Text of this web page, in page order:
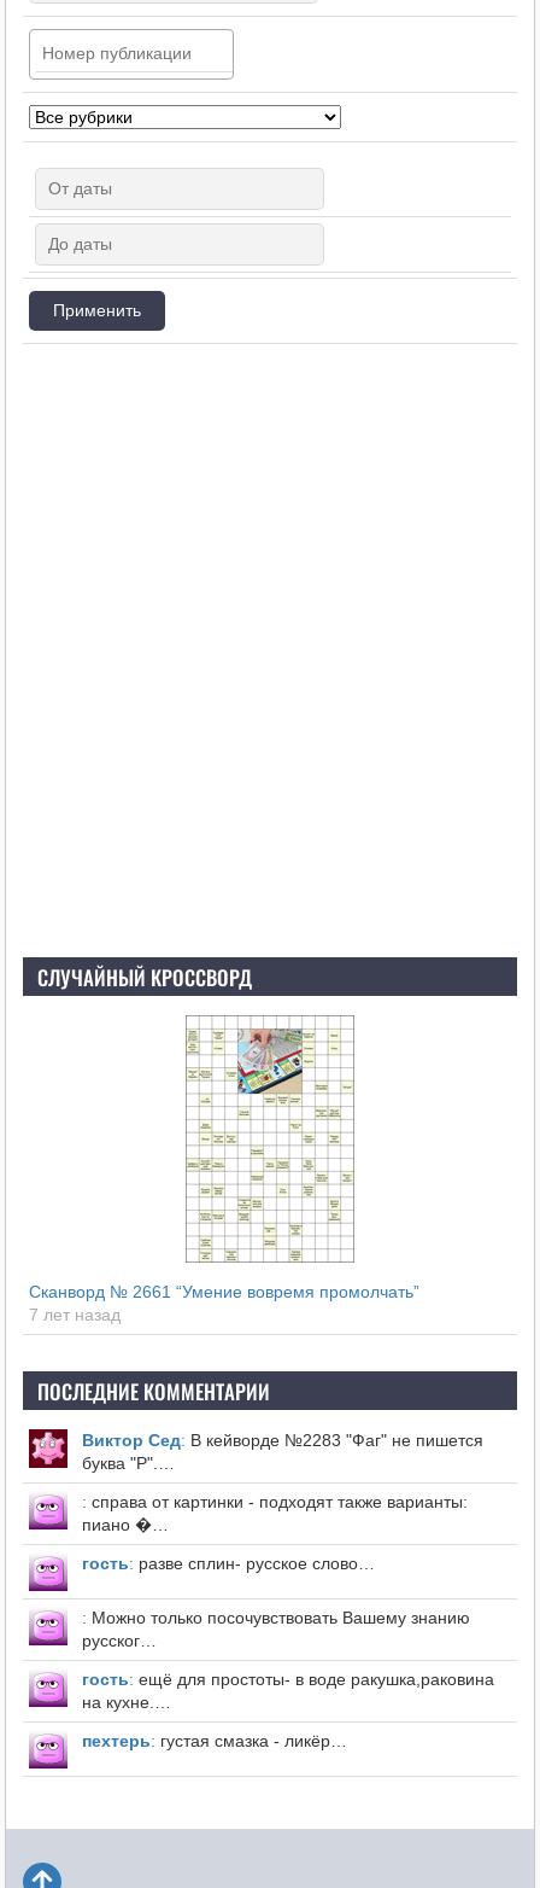
СЛУЧАЙНЫЙ КРОССВОРД
Сканворд № 2661 “Умение вовремя промолчать”
7 лет назад
ПОСЛЕДНИЕ КОММЕНТАРИИ
Виктор Сед: В кейворде №2283 "Фаг" не пишется
буква "Р".…
: справа от картинки - подходят также варианты:
пиано �…
гость: разве сплин- русское слово…
: Можно только посочувствовать Вашему знанию
русског…
гость: ещё для простоты- в воде ракушка,раковина
на кухне.…
пехтерь: густая смазка - ликёр…